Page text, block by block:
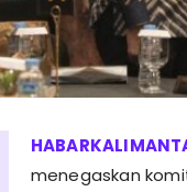
menegaskan